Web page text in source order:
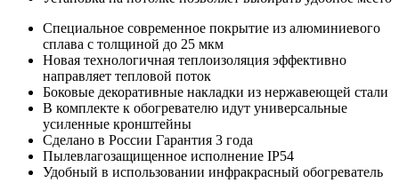
Специальное современное покрытие из алюминиевого
сплава с толщиной до 25 мкм
Новая технологичная теплоизоляция эффективно
направляет тепловой поток
Боковые декоративные накладки из нержавеющей стали
В комплекте к обогревателю идут универсальные
усиленные кронштейны
Сделано в России Гарантия 3 года
Пылевлагозащищенное исполнение IP54
Удобный в использовании инфракрасный обогреватель